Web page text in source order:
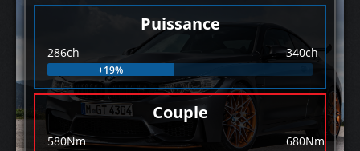
Puissance
286ch 340ch
+19%
Couple
580Nm 680Nm